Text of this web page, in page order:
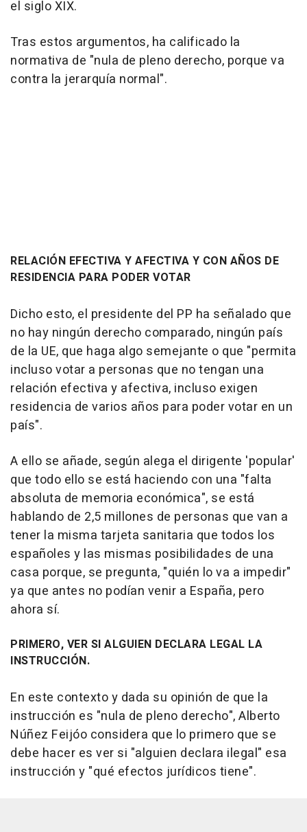
el siglo XIX.
Tras estos argumentos, ha calificado la
normativa de "nula de pleno derecho, porque va
contra la jerarquía normal".
RELACIÓN EFECTIVA Y AFECTIVA Y CON AÑOS DE
RESIDENCIA PARA PODER VOTAR
Dicho esto, el presidente del PP ha señalado que
no hay ningún derecho comparado, ningún país
de la UE, que haga algo semejante o que "permita
incluso votar a personas que no tengan una
relación efectiva y afectiva, incluso exigen
residencia de varios años para poder votar en un
país".
A ello se añade, según alega el dirigente 'popular'
que todo ello se está haciendo con una "falta
absoluta de memoria económica", se está
hablando de 2,5 millones de personas que van a
tener la misma tarjeta sanitaria que todos los
españoles y las mismas posibilidades de una
casa porque, se pregunta, "quién lo va a impedir"
ya que antes no podían venir a España, pero
ahora sí.
PRIMERO, VER SI ALGUIEN DECLARA LEGAL LA
INSTRUCCIÓN.
En este contexto y dada su opinión de que la
instrucción es "nula de pleno derecho", Alberto
Núñez Feijóo considera que lo primero que se
debe hacer es ver si "alguien declara ilegal" esa
instrucción y "qué efectos jurídicos tiene".